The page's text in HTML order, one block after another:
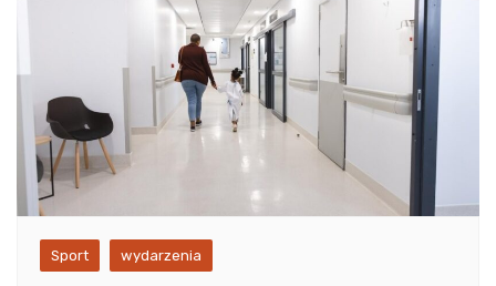
Sport wydarzenia